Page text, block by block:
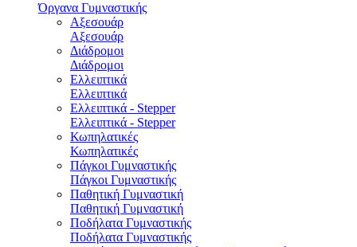
Όργανα Γυμναστικής
Αξεσουάρ
Αξεσουάρ
Διάδρομοι
Διάδρομοι
Ελλειπτικά
Ελλειπτικά
Ελλειπτικά - Stepper
Ελλειπτικά - Stepper
Κωπηλατικές
Κωπηλατικές
Πάγκοι Γυμναστικής
Πάγκοι Γυμναστικής
Παθητική Γυμναστική
Παθητική Γυμναστική
Ποδήλατα Γυμναστικής
Ποδήλατα Γυμναστικής